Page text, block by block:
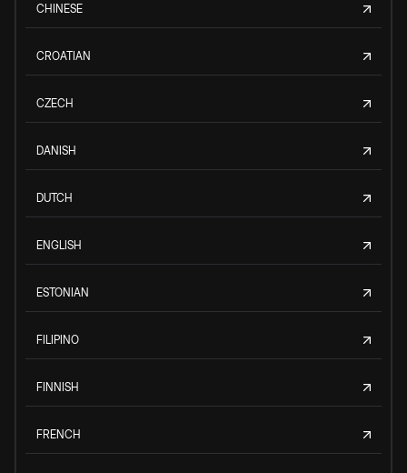
CHINESE
CROATIAN
CZECH
DANISH
DUTCH
ENGLISH
ESTONIAN
FILIPINO
FINNISH
FRENCH